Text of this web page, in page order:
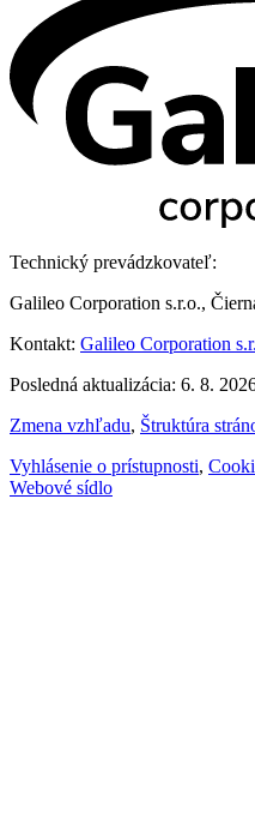
Technický prevádzkovateľ:
Galileo Corporation s.r.o.,
Kontakt: Galileo Corporation
Posledná aktualizácia: 6. 8.
Zmena vzhľadu, Štruktúra
Vyhlásenie o prístupnosti,
Webové sídlo